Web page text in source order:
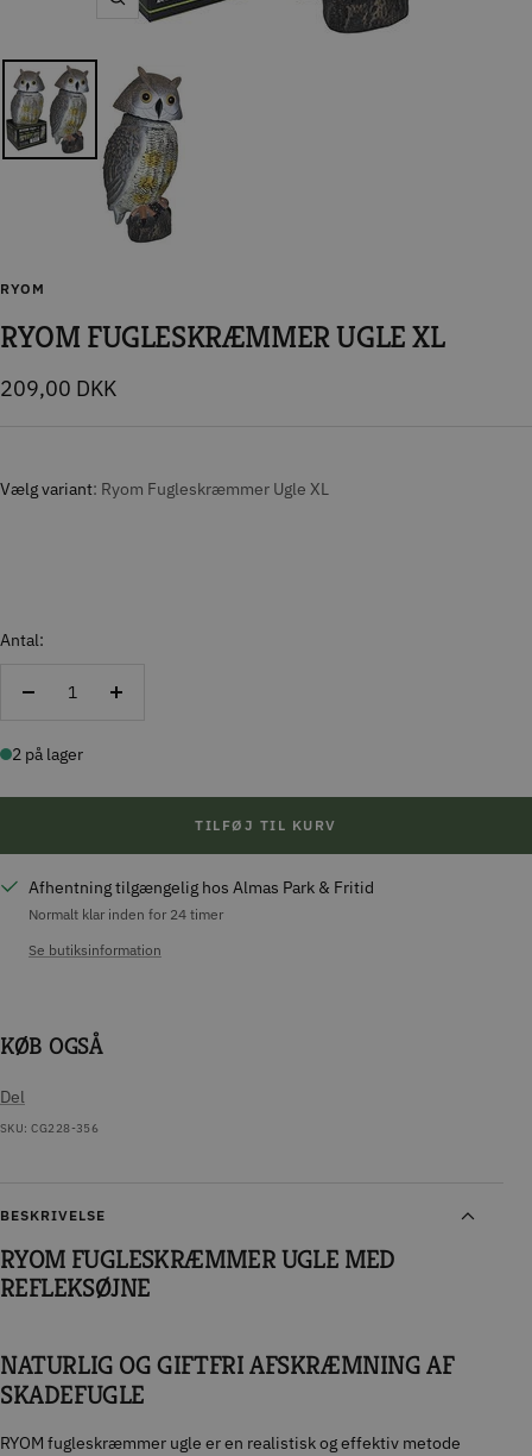
Zoom
RYOM
RYOM FUGLESKRÆMMER UGLE XL
Tilbudspris
209,00 DKK
Vælg variant Ryom Fugleskræmmer Ugle XL
Antal:
Reducer
Forøg
2 på lager
TILFØJ TIL KURV
Afhentning tilgængelig hos Almas Park & Fritid
Normalt klar inden for 24 timer
Se butiksinformation
KØB OGSÅ
Del
SKU:CG228-356
BESKRIVELSE
RYOM FUGLESKRÆMMER UGLE MED
REFLEKSØJNE
NATURLIG OG GIFTFRI AFSKRÆMNING AF
SKADEFUGLE
RYOM fugleskræmmer ugle er en realistisk og effektiv metode